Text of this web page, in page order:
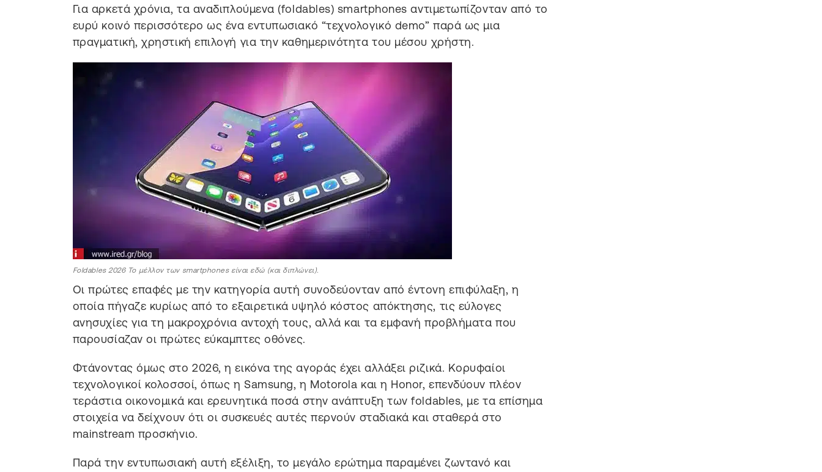
Για αρκετά χρόνια, τα αναδιπλούμενα (foldables) smartphones αντιμετωπίζονταν από το
ευρύ κοινό περισσότερο ως ένα εντυπωσιακό “τεχνολογικό demo” παρά ως μια
πραγματική, χρηστική επιλογή για την καθημερινότητα του μέσου χρήστη.
Foldables 2026 Το μέλλον των smartphones είναι εδώ (και διπλώνει).
Οι πρώτες επαφές με την κατηγορία αυτή συνοδεύονταν από έντονη επιφύλαξη, η
οποία πήγαζε κυρίως από το εξαιρετικά υψηλό κόστος απόκτησης, τις εύλογες
ανησυχίες για τη μακροχρόνια αντοχή τους, αλλά και τα εμφανή προβλήματα που
παρουσίαζαν οι πρώτες εύκαμπτες οθόνες.
Φτάνοντας όμως στο 2026, η εικόνα της αγοράς έχει αλλάξει ριζικά. Κορυφαίοι
τεχνολογικοί κολοσσοί, όπως η Samsung, η Motorola και η Honor, επενδύουν πλέον
τεράστια οικονομικά και ερευνητικά ποσά στην ανάπτυξη των foldables, με τα επίσημα
στοιχεία να δείχνουν ότι οι συσκευές αυτές περνούν σταδιακά και σταθερά στο
mainstream προσκήνιο.
Παρά την εντυπωσιακή αυτή εξέλιξη, το μεγάλο ερώτημα παραμένει ζωντανό και